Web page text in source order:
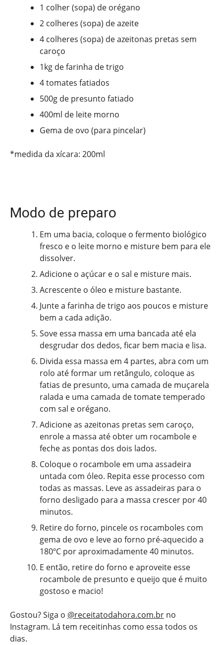
1 colher (sopa) de orégano
2 colheres (sopa) de azeite
4 colheres (sopa) de azeitonas pretas sem
caroço
1kg de farinha de trigo
4 tomates fatiados
500g de presunto fatiado
400ml de leite morno
Gema de ovo (para pincelar)
*medida da xícara: 200ml
Modo de preparo
Em uma bacia, coloque o fermento biológico
fresco e o leite morno e misture bem para ele
dissolver.
Adicione o açúcar e o sal e misture mais.
Acrescente o óleo e misture bastante.
Junte a farinha de trigo aos poucos e misture
bem a cada adição.
Sove essa massa em uma bancada até ela
desgrudar dos dedos, ficar bem macia e lisa.
Divida essa massa em 4 partes, abra com um
rolo até formar um retângulo, coloque as
fatias de presunto, uma camada de muçarela
ralada e uma camada de tomate temperado
com sal e orégano.
Adicione as azeitonas pretas sem caroço,
enrole a massa até obter um rocambole e
feche as pontas dos dois lados.
Coloque o rocambole em uma assadeira
untada com óleo. Repita esse processo com
todas as massas. Leve as assadeiras para o
forno desligado para a massa crescer por 40
minutos.
Retire do forno, pincele os rocamboles com
gema de ovo e leve ao forno pré-aquecido a
180ºC por aproximadamente 40 minutos.
E então, retire do forno e aproveite esse
rocambole de presunto e queijo que é muito
gostoso e macio!
Gostou? Siga o @receitatodahora.com.br no
Instagram. Lá tem receitinhas como essa todos os
dias.